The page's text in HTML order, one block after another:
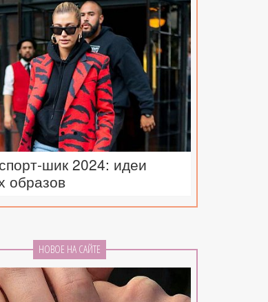
шик 2024: идеи
образов
НОВОЕ НА САЙТЕ